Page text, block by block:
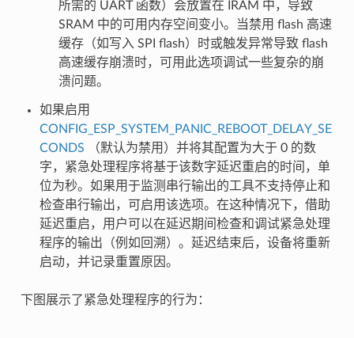
所需的 UART 函数）会放置在 IRAM 中，导致
SRAM 中的可用内存空间变小。当禁用 flash 高速
缓存（如写入 SPI flash）时或触发异常导致 flash
高速缓存崩溃时，可用此选项调试一些复杂的崩
溃问题。
如果启用
CONFIG_ESP_SYSTEM_PANIC_REBOOT_DELAY_SE
CONDS （默认为禁用）并将其配置为大于 0 的数
字，紧急处理程序将基于该数字延迟重启的时间，单
位为秒。如果用于监测串行输出的工具不支持停止和
检查串行输出，可启用该选项。在这种情况下，借助
延迟重启，用户可以在延迟期间检查和调试紧急处理
程序的输出（例如回溯）。延迟结束后，设备将重新
启动，并记录重置原因。
下图展示了紧急处理程序的行为：